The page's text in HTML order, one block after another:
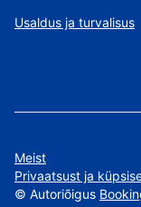
Usaldus ja turvalisus
Meist
Privaatsust ja
© Autoriõigus